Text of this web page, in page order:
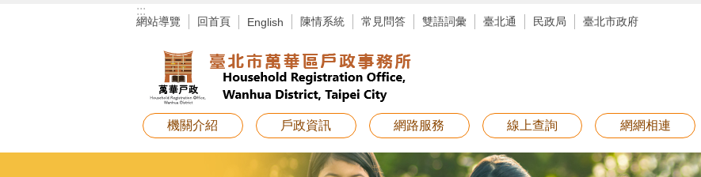
:::
網站導覽 回首頁 English 陳情系統 常見問答 雙語詞彙 臺北通 民政局 臺北市政府
機關介紹 戶政資訊 網路服務 線上查詢 網網相連